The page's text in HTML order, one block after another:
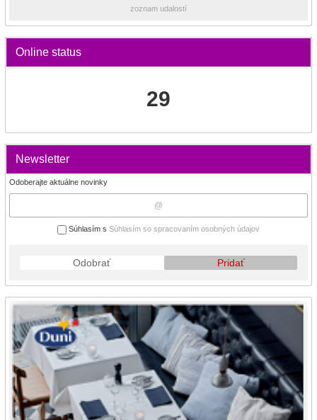
zoznam udalostí
Online status
29
Newsletter
Odoberajte aktuálne novinky
Súhlasím s Súhlasím so spracovaním osobných údajov
Odobrať Pridať